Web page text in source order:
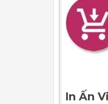
In Ấn